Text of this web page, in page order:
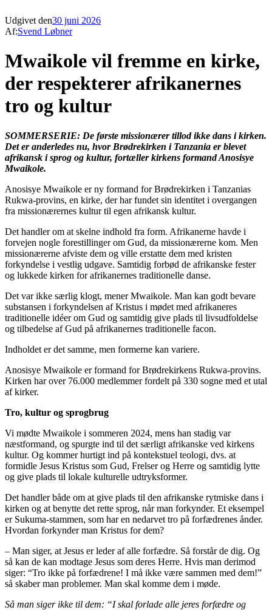
Udgivet den30 juni 2026
Af:Svend Løbner
Mwaikole vil fremme en kirke,
der respekterer afrikanernes
tro og kultur
SOMMERSERIE: De første missionærer tillod ikke dans i kirken.
Det er anderledes nu, hvor Brødrekirken i Tanzania er blevet
afrikansk i sprog og kultur, fortæller kirkens formand Anosisye
Mwaikole.
Anosisye Mwaikole er ny formand for Brødrekirken i Tanzanias
Rukwa-provins, en kirke, der har fundet sin identitet i overgangen
fra missionærernes kultur til egen afrikansk kultur.
Det handler om at skelne indhold fra form. Afrikanerne havde i
forvejen nogle forestillinger om Gud, da missionærerne kom. Men
missionærerne afviste dem og ville erstatte dem med kristen
forkyndelse i vestlig udgave. Samtidig forbød de afrikanske fester
og lukkede kirken for afrikanernes traditionelle danse.
Det var ikke særlig klogt, mener Mwaikole. Man kan godt bevare
substansen i forkyndelsen af Kristus i mødet med afrikaneres
traditionelle idéer om Gud og samtidig give plads til livsudfoldelse
og tilbedelse af Gud på afrikanernes traditionelle facon.
Indholdet er det samme, men formerne kan variere.
Anosisye Mwaikole er formand for Brødrekirkens Rukwa-provins.
Kirken har over 76.000 medlemmer fordelt på 330 sogne med et utal
af kirker.
Tro, kultur og sprogbrug
Vi mødte Mwaikole i sommeren 2024, mens han stadig var
næstformand, og spurgte ind til det særligt afrikanske ved kirkens
kultur. Og kommer hurtigt ind på kontekstuel teologi, dvs. at
formidle Jesus Kristus som Gud, Frelser og Herre og samtidig lytte
og give plads til lokale kulturelle udtryksformer.
Det handler både om at give plads til den afrikanske rytmiske dans i
kirken og at benytte det rette sprog, når man forkynder. Et eksempel
er Sukuma-stammen, som har en nedarvet tro på forfædrenes ånder.
Hvordan forkynder man Kristus for dem?
– Man siger, at Jesus er leder af alle forfædre. Så forstår de dig. Og
så kan de kan modtage Jesus som deres Herre. Hvis man derimod
siger: “Tro ikke på forfædrene! I må ikke være sammen med dem!”
så skaber man problemer. Man skal komme dem i møde.
Så man siger ikke til dem: “I skal forlade alle jeres forfædre og